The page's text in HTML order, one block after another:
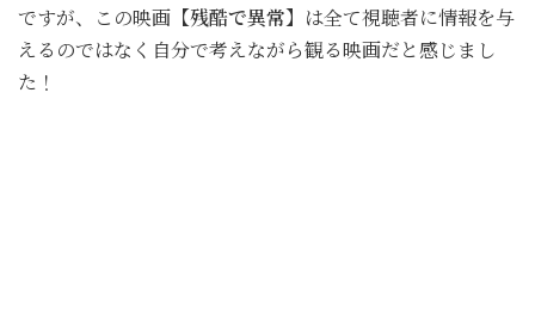
ですが、この映画 【残酷で異常】 は全て視聴者に情報を与
えるのではなく自分で考えながら観る映画だと感じまし
た！